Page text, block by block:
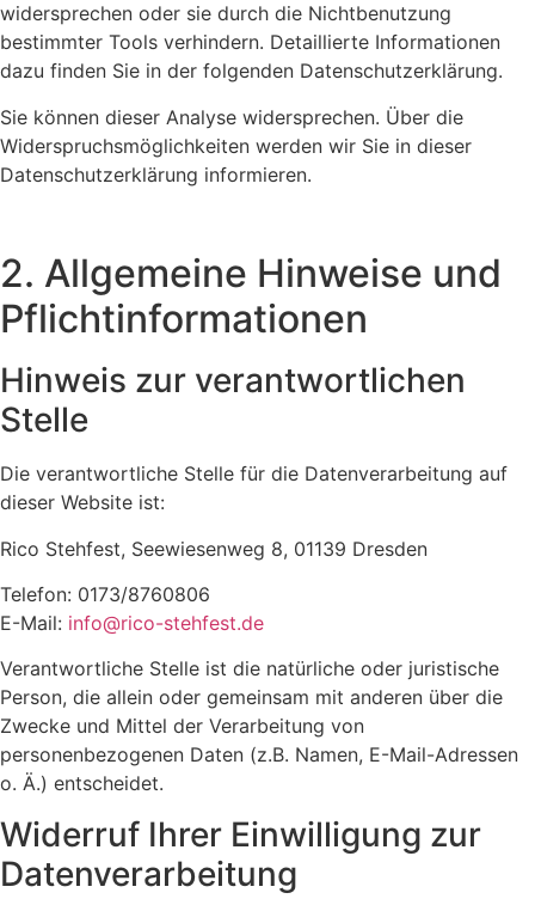
widersprechen oder sie durch die Nichtbenutzung
bestimmter Tools verhindern. Detaillierte Informationen
dazu finden Sie in der folgenden Datenschutzerklärung.
Sie können dieser Analyse widersprechen. Über die
Widerspruchsmöglichkeiten werden wir Sie in dieser
Datenschutzerklärung informieren.
2. Allgemeine Hinweise und
Pflichtinformationen
Hinweis zur verantwortlichen
Stelle
Die verantwortliche Stelle für die Datenverarbeitung auf
dieser Website ist:
Rico Stehfest, Seewiesenweg 8, 01139 Dresden
Telefon: 0173/8760806
E-Mail: info@rico-stehfest.de
Verantwortliche Stelle ist die natürliche oder juristische
Person, die allein oder gemeinsam mit anderen über die
Zwecke und Mittel der Verarbeitung von
personenbezogenen Daten (z.B. Namen, E-Mail-Adressen
o. Ä.) entscheidet.
Widerruf Ihrer Einwilligung zur
Datenverarbeitung